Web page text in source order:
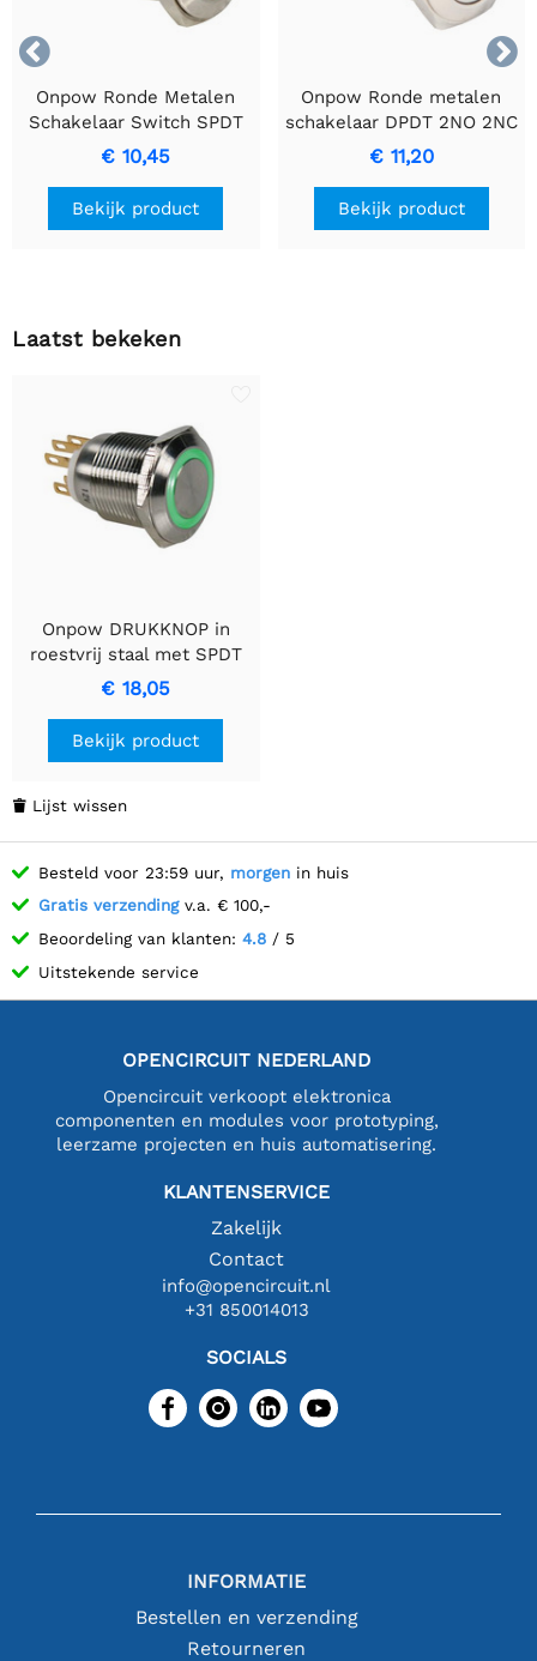


Onpow Ronde Metalen
Schakelaar Switch SPDT
1NO 1NC met Rode Ring
€ 10,45
Bekijk product
Onpow Ronde metalen
schakelaar DPDT 2NO 2NC
€ 11,20
Bekijk product
Laatst bekeken
Onpow DRUKKNOP in
roestvrij staal met SPDT
1NO 1NC configuratie
€ 18,05
Bekijk product
 Lijst wissen
Besteld voor 23:59 uur, morgen in huis
Gratis verzendingv.a. € 100,-
Beoordeling van klanten: 4.8 / 5
Uitstekende service
OPENCIRCUIT NEDERLAND
Opencircuit verkoopt elektronica
componenten en modules voor prototyping,
leerzame projecten en huis automatisering.
KLANTENSERVICE
Zakelijk
Contact
info@opencircuit.nl
+31 850014013
SOCIALS
INFORMATIE
Bestellen en verzending
Retourneren